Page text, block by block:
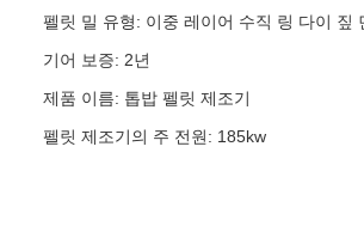
펠릿 밀 유형: 이중 레이어 수직 링 다이 짚
기어 보증: 2년
제품 이름: 톱밥 펠릿 제조기
펠릿 제조기의 주 전원: 185kw